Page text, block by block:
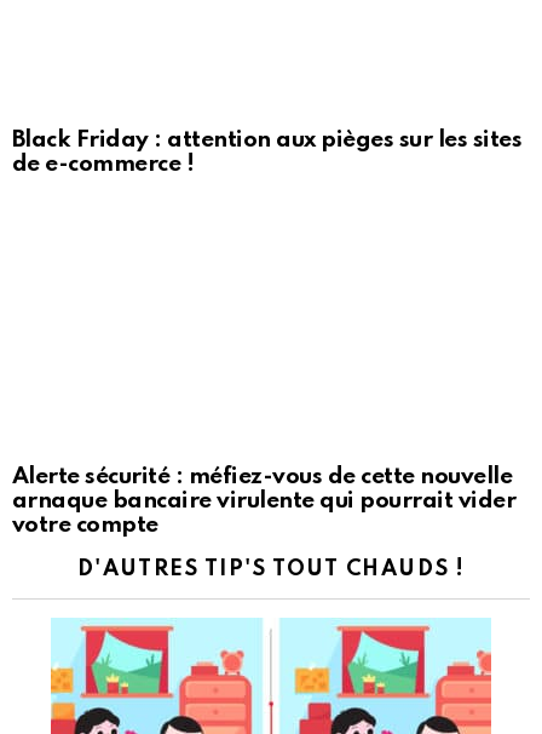
Black Friday : attention aux pièges sur les sites
de e-commerce !
Alerte sécurité : méfiez-vous de cette nouvelle
arnaque bancaire virulente qui pourrait vider
votre compte
D'AUTRES TIP'S TOUT CHAUDS !